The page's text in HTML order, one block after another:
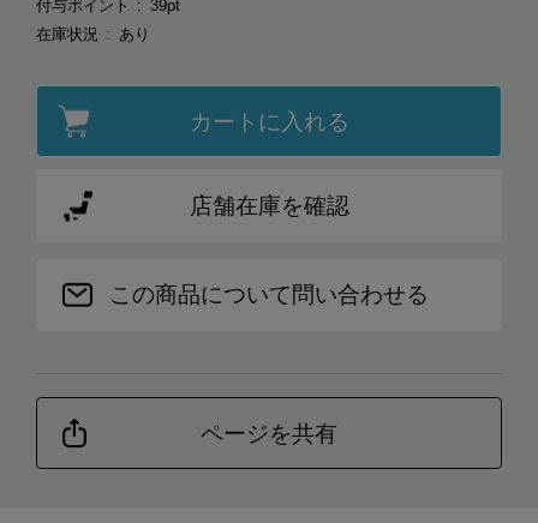
付与ポイント
39pt
在庫状況
あり
カートに入れる
店舗在庫を確認
この商品について問い合わせる
ページを共有